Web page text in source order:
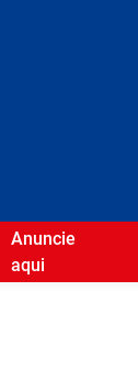
Anuncie
aqui